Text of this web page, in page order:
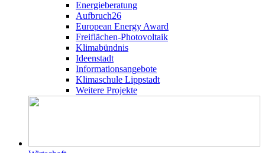
Energieberatung
Aufbruch26
European Energy Award
Freiflächen-Photovoltaik
Klimabündnis
Ideenstadt
Informationsangebote
Klimaschule Lippstadt
Weitere Projekte